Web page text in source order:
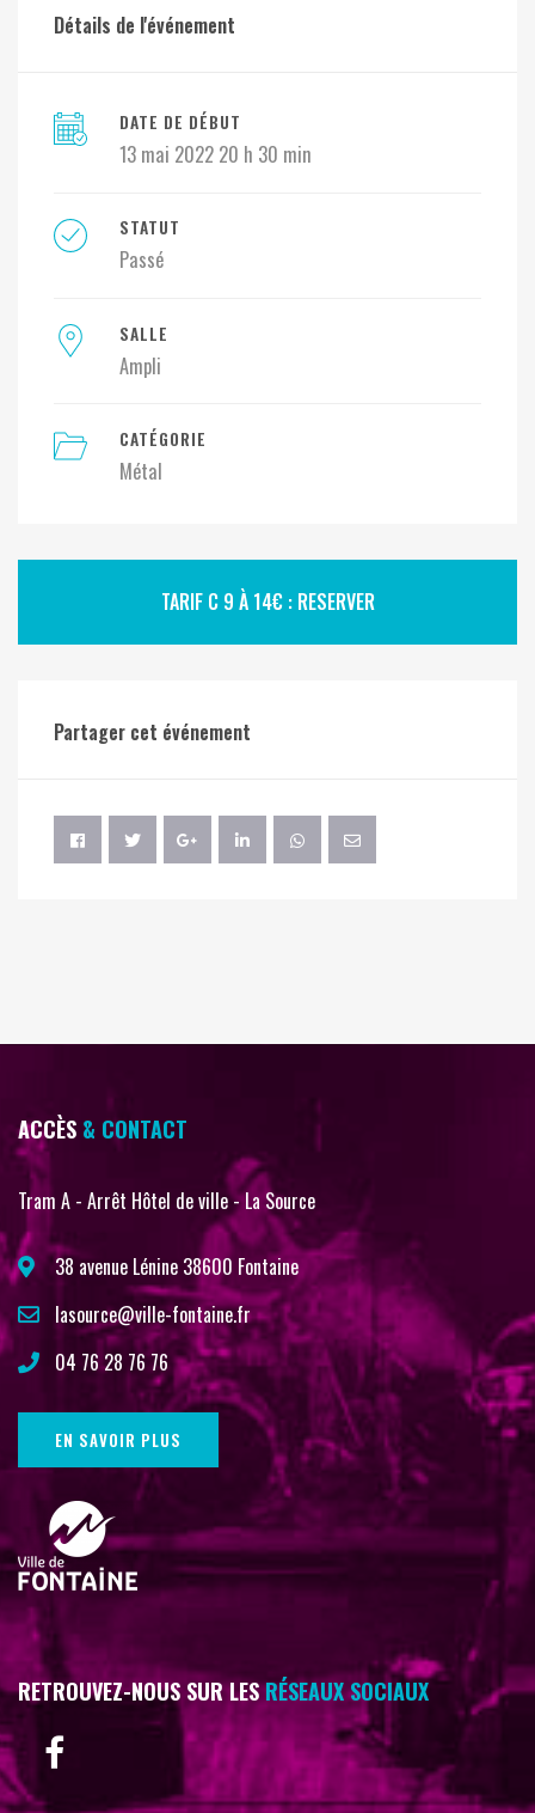
Détails de l'événement
DATE DE DÉBUT
13 mai 2022 20 h 30 min
STATUT
Passé
SALLE
Ampli
CATÉGORIE
Métal
TARIF C 9 À 14€ : RESERVER
Partager cet événement
ACCÈS & CONTACT
Tram A - Arrêt Hôtel de ville - La Source
38 avenue Lénine 38600 Fontaine
lasource@ville-fontaine.fr
04 76 28 76 76
EN SAVOIR PLUS
RETROUVEZ-NOUS SUR LESRÉSEAUX SOCIAUX